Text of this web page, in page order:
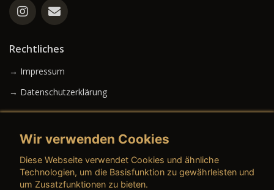
Rechtliches
→ Impressum
→ Datenschutzerklärung
→ AGB (Gebrauchtwagen)
Wir verwenden Cookies
Diese Webseite verwendet Cookies und ähnliche
Technologien, um die Basisfunktion zu gewährleisten und
um Zusatzfunktionen zu bieten.